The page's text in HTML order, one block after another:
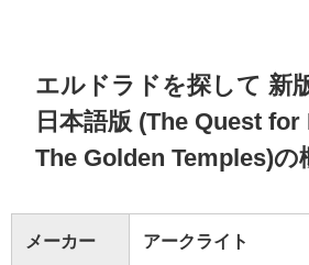
エルドラドを探して 新
日本語版 (The Quest for
The Golden Temples)の
メーカー アークライト